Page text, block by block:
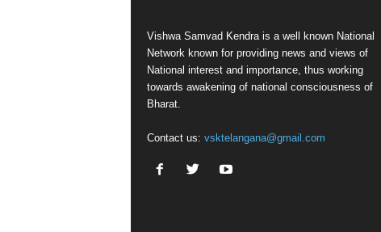
Vishwa Samvad Kendra is a well known National
Network known for providing news and views of
National interest and importance, thus working
towards awakening of national consciousness of
Bharat.
Contact us: vsktelangana@gmail.com